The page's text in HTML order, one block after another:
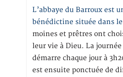
L’abbaye du Barroux est
bénédictine située dans
moines et prêtres ont
leur vie à Dieu. La
démarre chaque jour à
est ensuite ponctuée de